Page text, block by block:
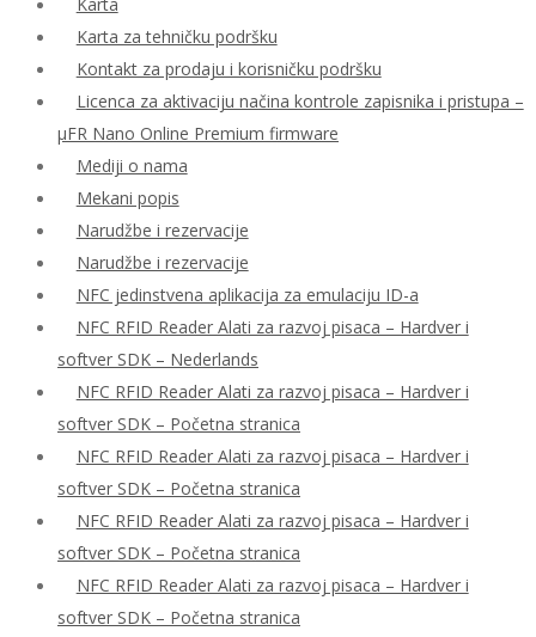
Karta za tehničku podršku
Kontakt za prodaju i korisničku podršku
Licenca za aktivaciju načina kontrole zapisnika i pristupa –
μFR Nano Online Premium firmware
Mediji o nama
Mekani popis
Narudžbe i rezervacije
Narudžbe i rezervacije
NFC jedinstvena aplikacija za emulaciju ID-a
NFC RFID Reader Alati za razvoj pisaca – Hardver i
softver SDK – Nederlands
NFC RFID Reader Alati za razvoj pisaca – Hardver i
softver SDK – Početna stranica
NFC RFID Reader Alati za razvoj pisaca – Hardver i
softver SDK – Početna stranica
NFC RFID Reader Alati za razvoj pisaca – Hardver i
softver SDK – Početna stranica
NFC RFID Reader Alati za razvoj pisaca – Hardver i
softver SDK – Početna stranica